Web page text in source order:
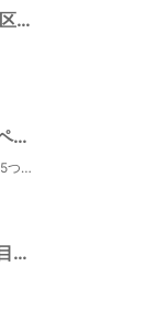
日吉第18街区公園（北海道函館市）
那須温泉 ペット＆スパホテル 那須ワン
お客様の声総合5つ星■1日限定４組貸切風呂■室内ドッグランあり♪
若竹町１丁目第３公園（大阪府豊中市）